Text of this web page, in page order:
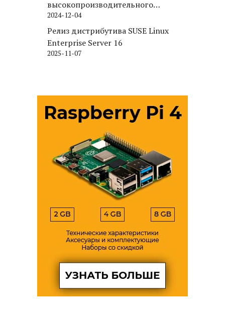
высокопроизводительного
движка хранения для PostgreSQL
2024-12-04
Релиз дистрибутива SUSE Linux
Enterprise Server 16
2025-11-07